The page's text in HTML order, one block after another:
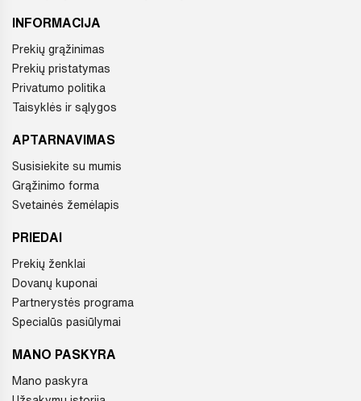
INFORMACIJA
Prekių grąžinimas
Prekių pristatymas
Privatumo politika
Taisyklės ir sąlygos
APTARNAVIMAS
Susisiekite su mumis
Grąžinimo forma
Svetainės žemėlapis
PRIEDAI
Prekių ženklai
Dovanų kuponai
Partnerystės programa
Specialūs pasiūlymai
MANO PASKYRA
Mano paskyra